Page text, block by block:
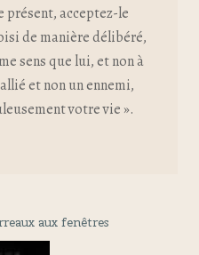
présent, acceptez-le
de manière délibéré,
sens que lui, et non à
et non un ennemi,
votre vie ».
aux fenêtres